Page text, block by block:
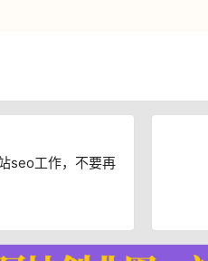
seo工作，不要再